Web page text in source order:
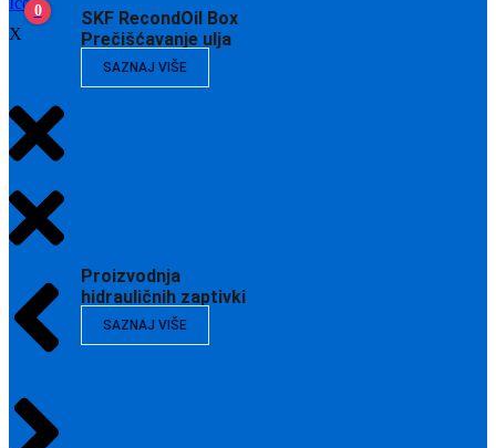
SKF RecondOil Box
Prečišćavanje ulja
SAZNAJ VIŠE
Proizvodnja
hidrauličnih zaptivki
SAZNAJ VIŠE
0
X